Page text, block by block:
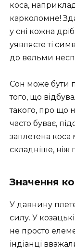
коса,
карколомне!
у сні кожна
уявляєте ті
до вельми
Сон може бути
того, що
такого, про що
часто буває,
заплетена
складніше, ніж
Значення
У давнину
силу. У
не просто
індіанці